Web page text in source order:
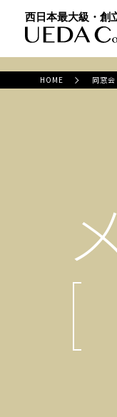
西日本最大級・創
HOME 同窓会